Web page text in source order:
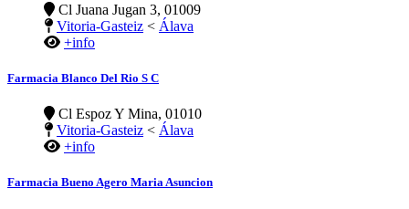
Cl Juana Jugan 3, 01009
Vitoria-Gasteiz < Álava
+info
Farmacia Blanco Del Rio S C
Cl Espoz Y Mina, 01010
Vitoria-Gasteiz < Álava
+info
Farmacia Bueno Agero Maria Asuncion